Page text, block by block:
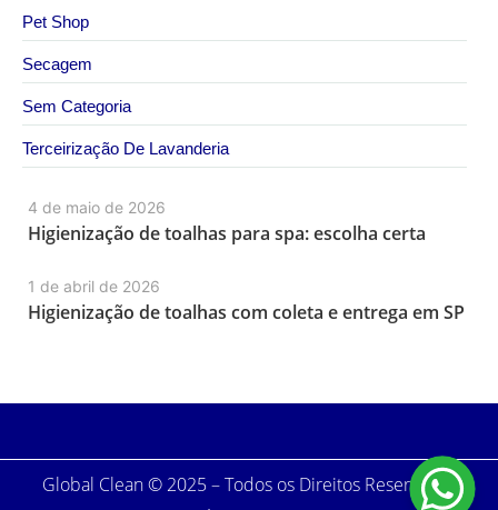
4 de maio de 2026
Higienização de toalhas para spa: escolha certa
1 de abril de 2026
Higienização de toalhas com coleta e entrega em SP
Pet Shop
Secagem
Sem Categoria
Terceirização De Lavanderia
Global Clean © 2025 – Todos os Direitos Reservados